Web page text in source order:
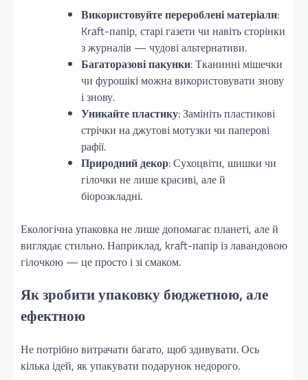
Використовуйте перероблені матеріали:
Kraft-папір, старі газети чи навіть сторінки
з журналів — чудові альтернативи.
Багаторазові пакунки: Тканинні мішечки
чи фурошікі можна використовувати знову
і знову.
Уникайте пластику: Замініть пластикові
стрічки на джутові мотузки чи паперові
рафії.
Природний декор: Сухоцвіти, шишки чи
гілочки не лише красиві, але й
біорозкладні.
Екологічна упаковка не лише допомагає планеті, але й
виглядає стильно. Наприклад, kraft-папір із лавандовою
гілочкою — це просто і зі смаком.
Як зробити упаковку бюджетною, але
ефектною
Не потрібно витрачати багато, щоб здивувати. Ось
кілька ідей, як упакувати подарунок недорого.